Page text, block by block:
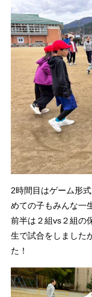
2時間目はゲーム形
めての子もみんな一
前半は２組vs２組の
生で試合をしました
た！